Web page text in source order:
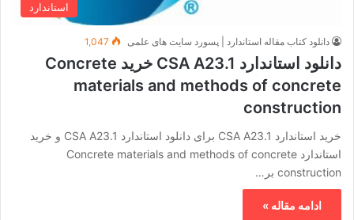
استاندارد
دانلود کتاب مقاله استاندارد | پسورد سایت های علمی 1,047
دانلود استاندارد CSA A23.1 خرید Concrete
materials and methods of concrete
construction
خرید استاندارد CSA A23.1 برای دانلود استاندارد CSA A23.1 و خرید
استاندارد Concrete materials and methods of concrete
construction بر…
ادامه مقاله »